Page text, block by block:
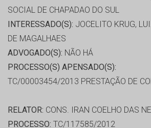
SOCIAL DE CHAPADAO DO SUL
INTERESSADO(S): JOCELITO KRUG,
DE MAGALHAES
ADVOGADO(S): NÃO HÁ
PROCESSO(S) APENSADO(S):
TC/00003454/2013 PRESTAÇÃO DE
RELATOR: CONS. IRAN COELHO DAS
PROCESSO: TC/117585/2012